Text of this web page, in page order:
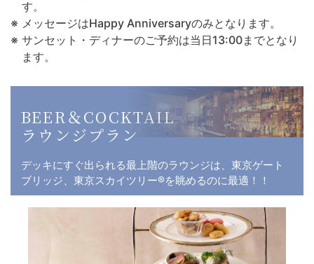
す。
メッセージはHappy Anniversaryのみとなります。
サンセット・ディナーのご予約は当日13:00までとなり
ます。
BEER＆COCKTAIL
ラウンジプラン
デッキにすぐ出られる最上階のラウンジは、東京ゲート
ブリッジ、東京スカイツリー®を眺めるのに最適！！